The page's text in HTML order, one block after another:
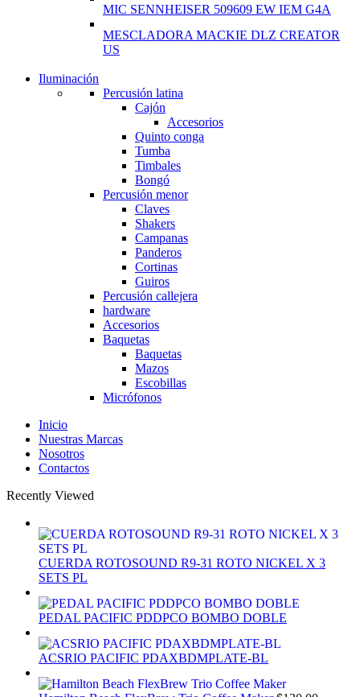
MIC SENNHEISER 509609 EW IEM G4A
MESCLADORA MACKIE DLZ CREATOR
US
Iluminación
Percusión latina
Cajón
Accesorios
Quinto conga
Tumba
Timbales
Bongó
Percusión menor
Claves
Shakers
Campanas
Panderos
Cortinas
Guiros
Percusión callejera
hardware
Accesorios
Baquetas
Baquetas
Mazos
Escobillas
Micrófonos
Inicio
Nuestras Marcas
Nosotros
Contactos
Recently Viewed
CUERDA ROTOSOUND R9-31 ROTO NICKEL X 3
SETS PL
PEDAL PACIFIC PDDPCO BOMBO DOBLE
ACSRIO PACIFIC PDAXBDMPLATE-BL